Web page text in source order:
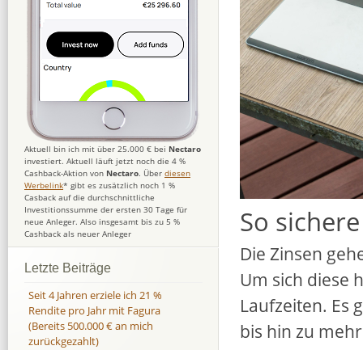
So
Die Zinsen
Um sich diese
Laufzeiten. Es
bis hin zu
Aktuell bin ich mit über 25.000 € bei Nectaro
investiert. Aktuell läuft jetzt noch die 4 %
Cashback-Aktion von Nectaro. Über diesen
Werbelink* gibt es zusätzlich noch 1 %
Casback auf die durchschnittliche
Investitionssumme der ersten 30 Tage für
neue Anleger. Also insgesamt bis zu 5 %
Cashback als neuer Anleger
Letzte Beiträge
Seit 4 Jahren erziele ich 21 %
Rendite pro Jahr mit Fagura
(Bereits 500.000 € an mich
zurückgezahlt)